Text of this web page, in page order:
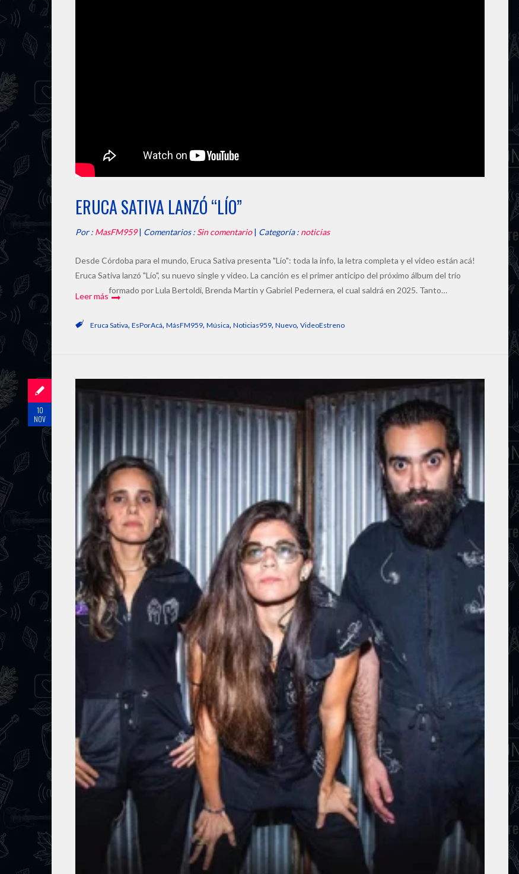
ERUCA SATIVA LANZÓ “LÍO”
Por : MasFM959| Comentarios : Sin comentario| Categoría : noticias
Desde Córdoba para el mundo, Eruca Sativa presenta "Lío": toda la info, la letra completa y el video están acá!
Eruca Sativa lanzó "Lío", su nuevo single y video. La canción es el primer anticipo del próximo álbum del trío
formado por Lula Bertoldi, Brenda Martin y Gabriel Pedernera, el cual saldrá en 2025. Tanto…
Leer más
Eruca Sativa, EsPorAcá, MásFM959, Música, Noticias959, Nuevo, VideoEstreno
10
NOV